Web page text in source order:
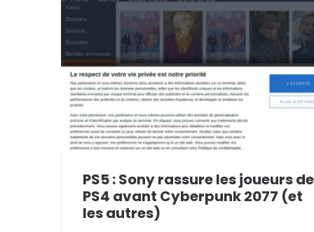
PS5 : Sony rassure les joueurs de
PS4 avant Cyberpunk 2077 (et
les autres)